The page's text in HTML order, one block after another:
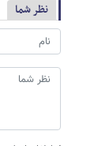
نظر شما